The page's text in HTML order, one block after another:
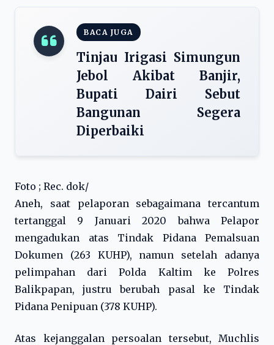
BACA JUGA
Tinjau Irigasi Simungun
Jebol Akibat Banjir,
Bupati Dairi Sebut
Bangunan Segera
Diperbaiki
Foto ; Rec. dok/
Aneh, saat pelaporan sebagaimana tercantum
tertanggal 9 Januari 2020 bahwa Pelapor
mengadukan atas Tindak Pidana Pemalsuan
Dokumen (263 KUHP), namun setelah adanya
pelimpahan dari Polda Kaltim ke Polres
Balikpapan, justru berubah pasal ke Tindak
Pidana Penipuan (378 KUHP).
Atas kejanggalan persoalan tersebut, Muchlis